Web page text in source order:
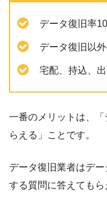
データ復旧率
データ復旧以
宅配、持込、
一番のメリットは、
らえる」ことです。
データ復旧業者はデ
する質問に答えてもら